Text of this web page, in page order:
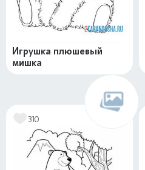
Игрушка плюшевый
мишка
310